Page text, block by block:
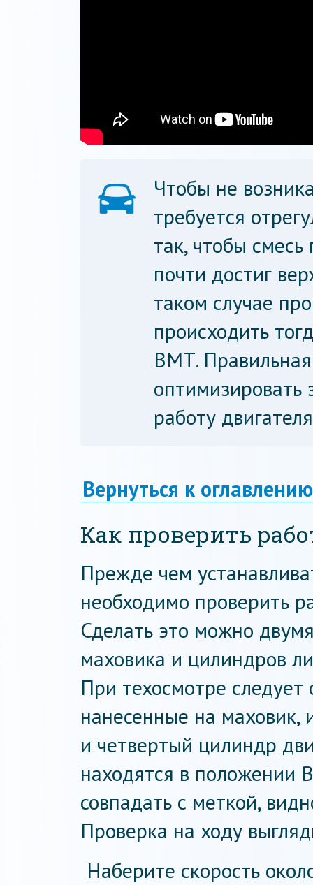
Чтобы не
требуется
так, чтобы
почти достиг
таком случае
происходить
ВМТ.
оптимизировать
работу
Вернуться к оглавлению
Как проверить
Прежде чем
необходимо проверить
Сделать это можно
маховика и цилиндров
При техосмотре
нанесенные на маховик,
и четвертый цилиндр
находятся в положении
совпадать с меткой,
Проверка на ходу
Наберите скорость